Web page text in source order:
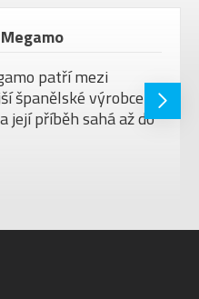
patří mezi
španělské výrobce
její příběh sahá až do